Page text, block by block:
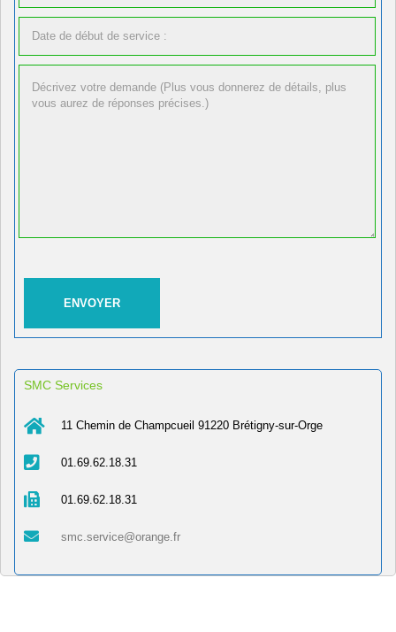
SMC Services
11 Chemin de Champcueil 91220 Brétigny-sur-Orge
01.69.62.18.31
01.69.62.18.31
smc.service@orange.fr